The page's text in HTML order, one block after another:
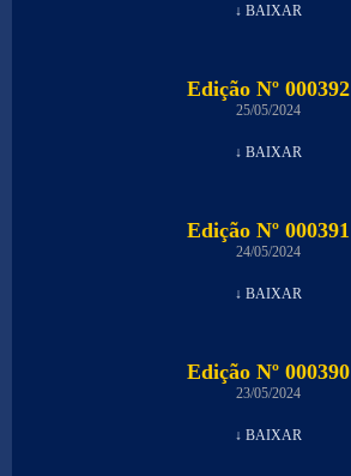
↓ BAIXAR
Edição Nº 000392
25/05/2024
↓ BAIXAR
Edição Nº 000391
24/05/2024
↓ BAIXAR
Edição Nº 000390
23/05/2024
↓ BAIXAR